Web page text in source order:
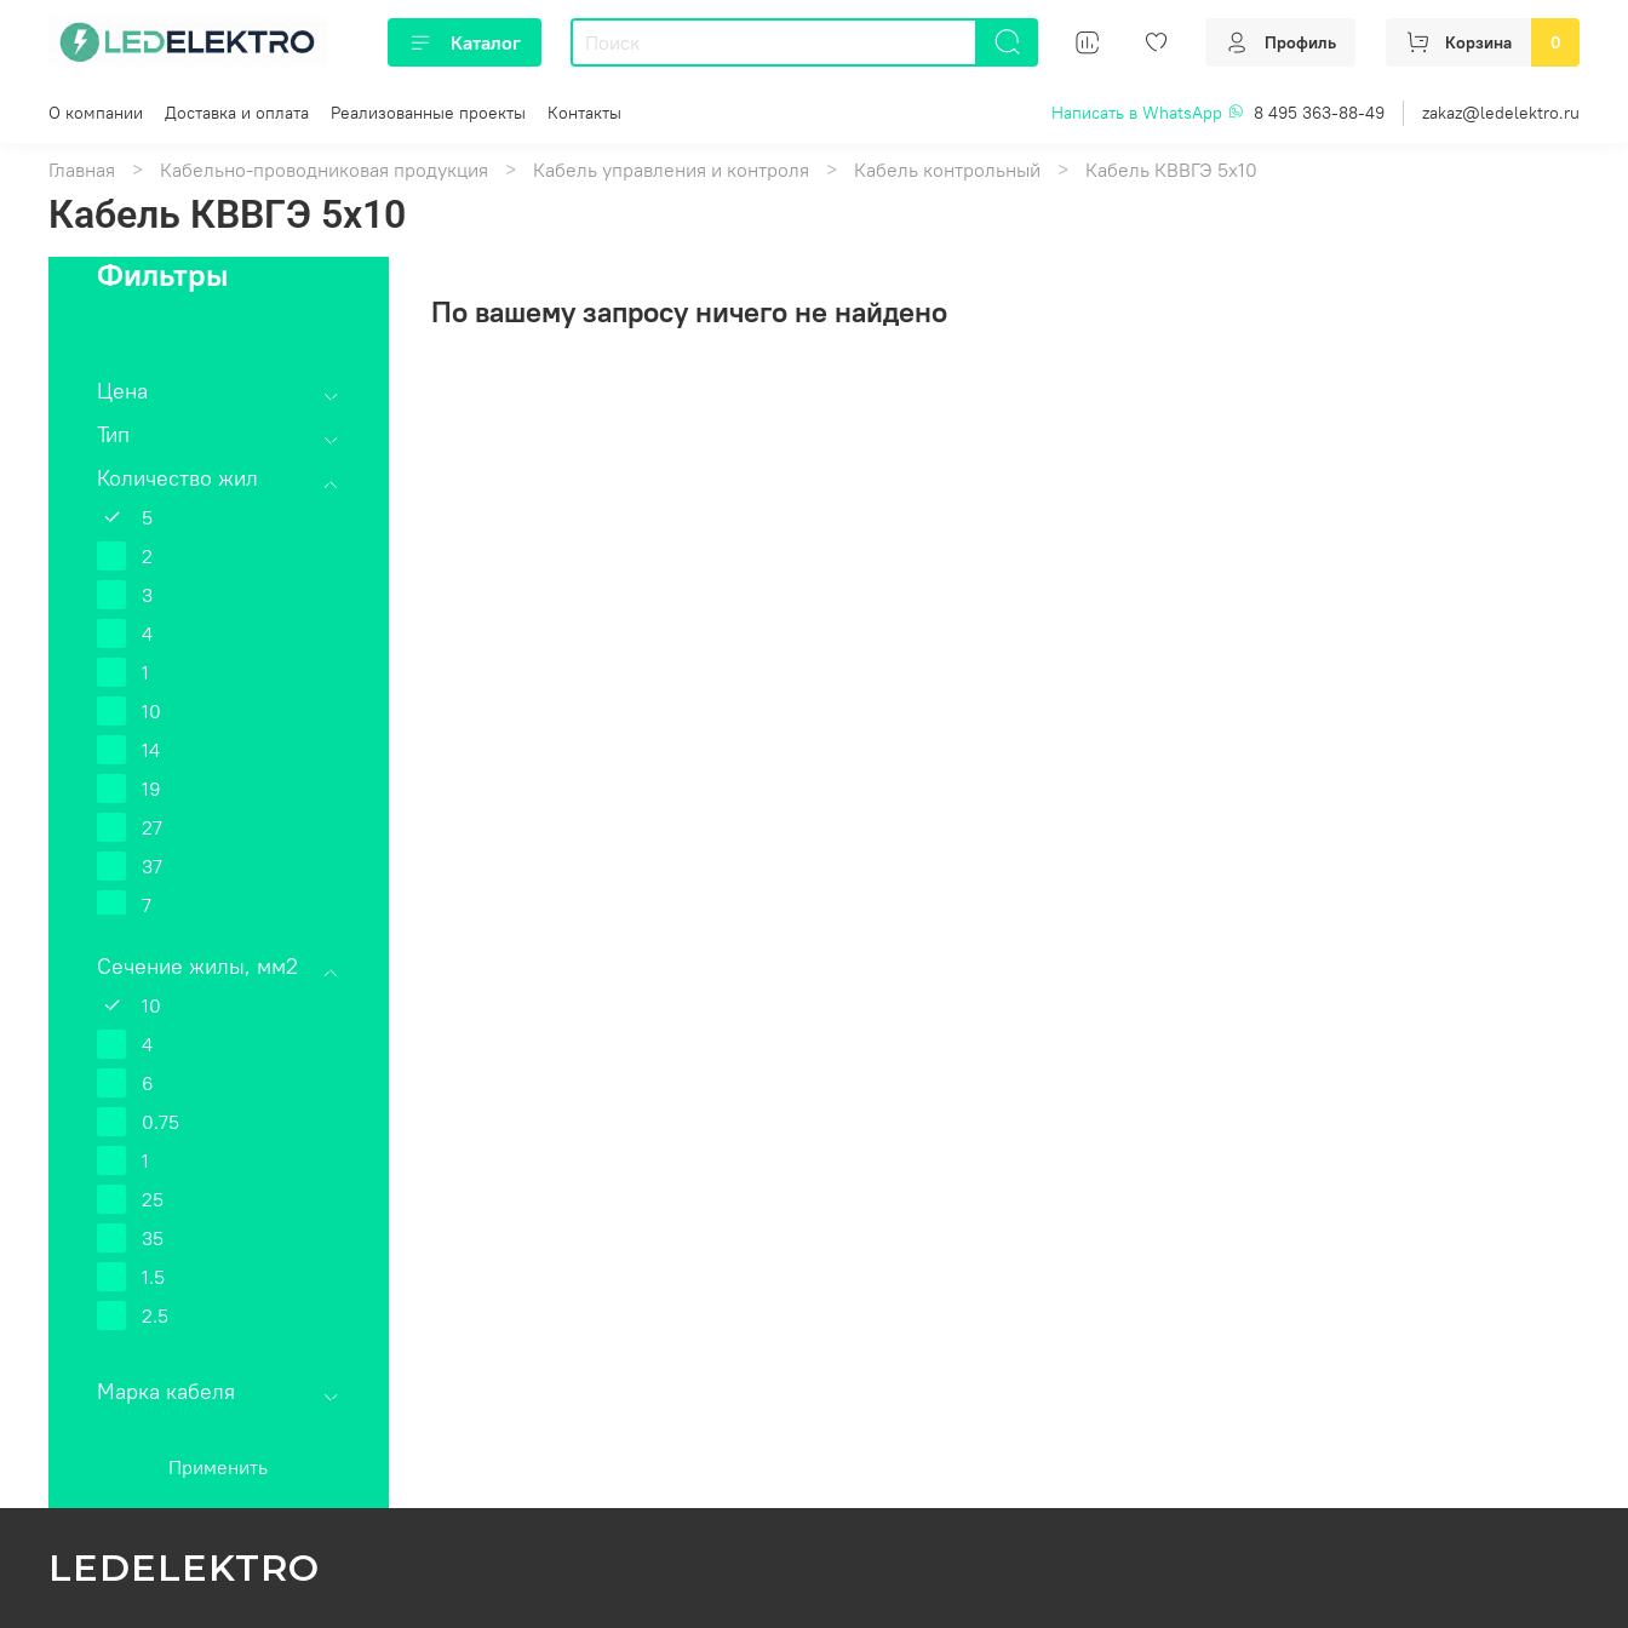
Каталог Профиль Корзина 0
О компании Доставка и оплата Реализованные проекты Контакты Написать в WhatsApp 8 495 363-88-49 zakaz@ledelektro.ru
Главная Кабельно-проводниковая продукция Кабель управления и контроля Кабель контрольный Кабель КВВГЭ 5х10
Кабель КВВГЭ 5х10
По вашему запросу ничего не найдено
Фильтры
Цена
Тип
Количество жил
5
2
3
4
1
10
14
19
27
37
7
61
Сечение жилы, мм2
10
4
6
0.75
1
25
35
1.5
2.5
Марка кабеля
Применить
LEDELEKTRO